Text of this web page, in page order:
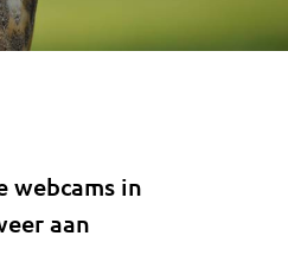
webcams in
aan